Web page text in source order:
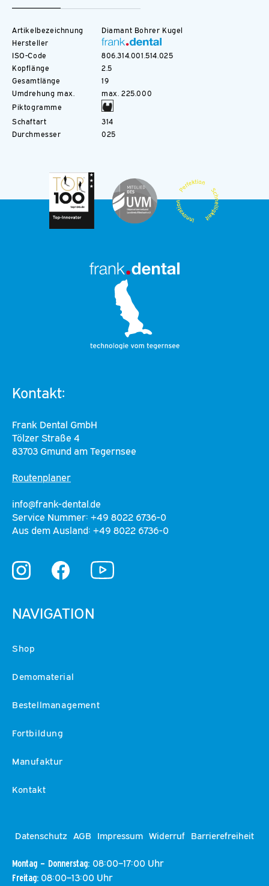
Artikelbezeichnung
Diamant Bohrer Kugel
Hersteller
ISO-Code
806.314.001.514.025
Kopflänge
2.5
Gesamtlänge
19
Umdrehung max.
max. 225.000
Piktogramme
Schaftart
314
Durchmesser
025
Kontakt:
Frank Dental GmbH
Tölzer Straße 4
83703 Gmund am Tegernsee
Routenplaner
info@frank-dental.de
Service Nummer: +49 8022 6736-0
Aus dem Ausland: +49 8022 6736-0
InstagramFacebook YouTube
NAVIGATION
Shop
Demomaterial
Bestellmanagement
Fortbildung
Manufaktur
Kontakt
Datenschutz AGB Impressum Widerruf Barrierefreiheit
Montag – Donnerstag: 08:00–17:00 Uhr
Freitag: 08:00–13:00 Uhr